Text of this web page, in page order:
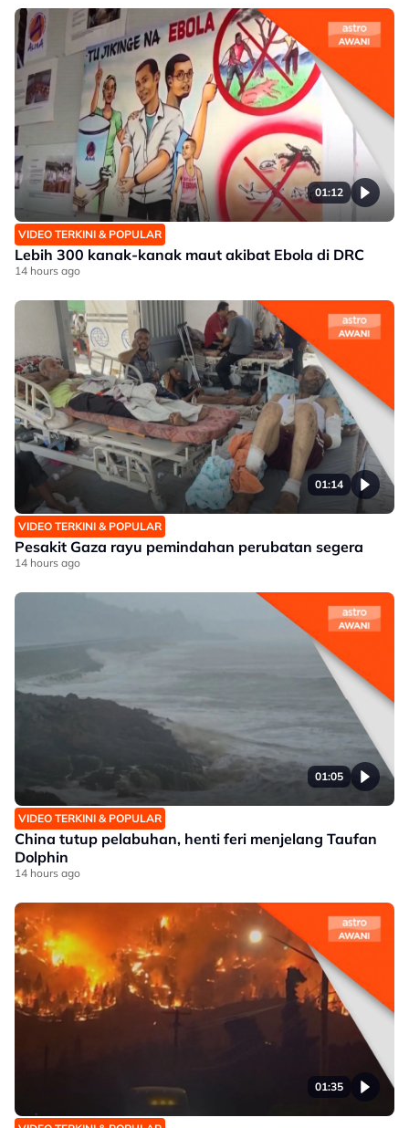
01:12
VIDEO TERKINI & POPULAR
Lebih 300 kanak-kanak maut akibat Ebola di DRC
14 hours ago
01:14
VIDEO TERKINI & POPULAR
Pesakit Gaza rayu pemindahan perubatan segera
14 hours ago
01:05
VIDEO TERKINI & POPULAR
China tutup pelabuhan, henti feri menjelang Taufan
Dolphin
14 hours ago
01:35